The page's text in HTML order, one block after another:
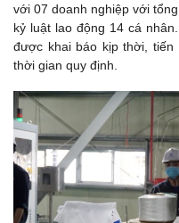
với 07 doanh nghiệp với
kỷ luật lao động 14 cá
được khai báo kịp thời,
thời gian quy định.